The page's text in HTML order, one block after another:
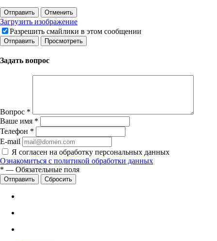
Отправить Отменить
Загрузить изображение
Разрешить смайлики в этом сообщении
Задать вопрос
Вопрос *
Ваше имя *
Телефон *
E-mail
Я согласен на обработку персональных данных
Ознакомиться с политикой обработки данных
* — Обязательные поля
Сбросить